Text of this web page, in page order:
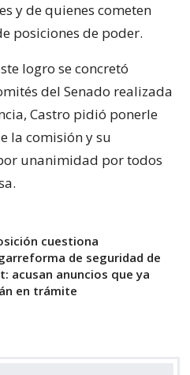
y de quienes cometen
posiciones de poder.
logro se concretó
del Senado realizada
Castro pidió ponerle
la comisión y su
unanimidad por todos
cuestiona
de seguridad de
acusan anuncios que ya
en trámite